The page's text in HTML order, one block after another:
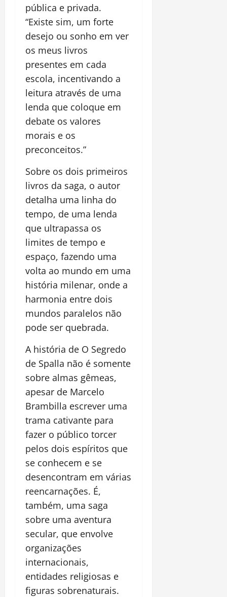
pública e privada.
“Existe sim, um forte
desejo ou sonho em ver
os meus livros
presentes em cada
escola, incentivando a
leitura através de uma
lenda que coloque em
debate os valores
morais e os
preconceitos.”
Sobre os dois primeiros
livros da saga, o autor
detalha uma linha do
tempo, de uma lenda
que ultrapassa os
limites de tempo e
espaço, fazendo uma
volta ao mundo em uma
história milenar, onde a
harmonia entre dois
mundos paralelos não
pode ser quebrada.
A história de O Segredo
de Spalla não é somente
sobre almas gêmeas,
apesar de Marcelo
Brambilla escrever uma
trama cativante para
fazer o público torcer
pelos dois espíritos que
se conhecem e se
desencontram em várias
reencarnações. É,
também, uma saga
sobre uma aventura
secular, que envolve
organizações
internacionais,
entidades religiosas e
figuras sobrenaturais.